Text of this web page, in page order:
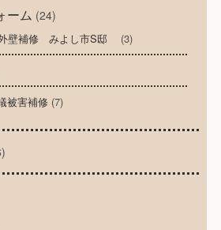
ーム (24)
壁補修 みよし市S邸 (3)
被害補修(7)